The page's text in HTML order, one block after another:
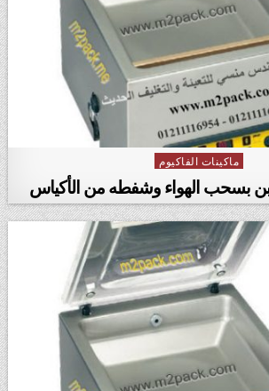
Posted in
ماكينات الفاكيوم
بسحب الهواء وشفطه من الأكياس